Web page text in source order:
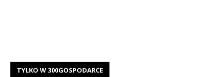
TYLKO W 300GOSPODARCE